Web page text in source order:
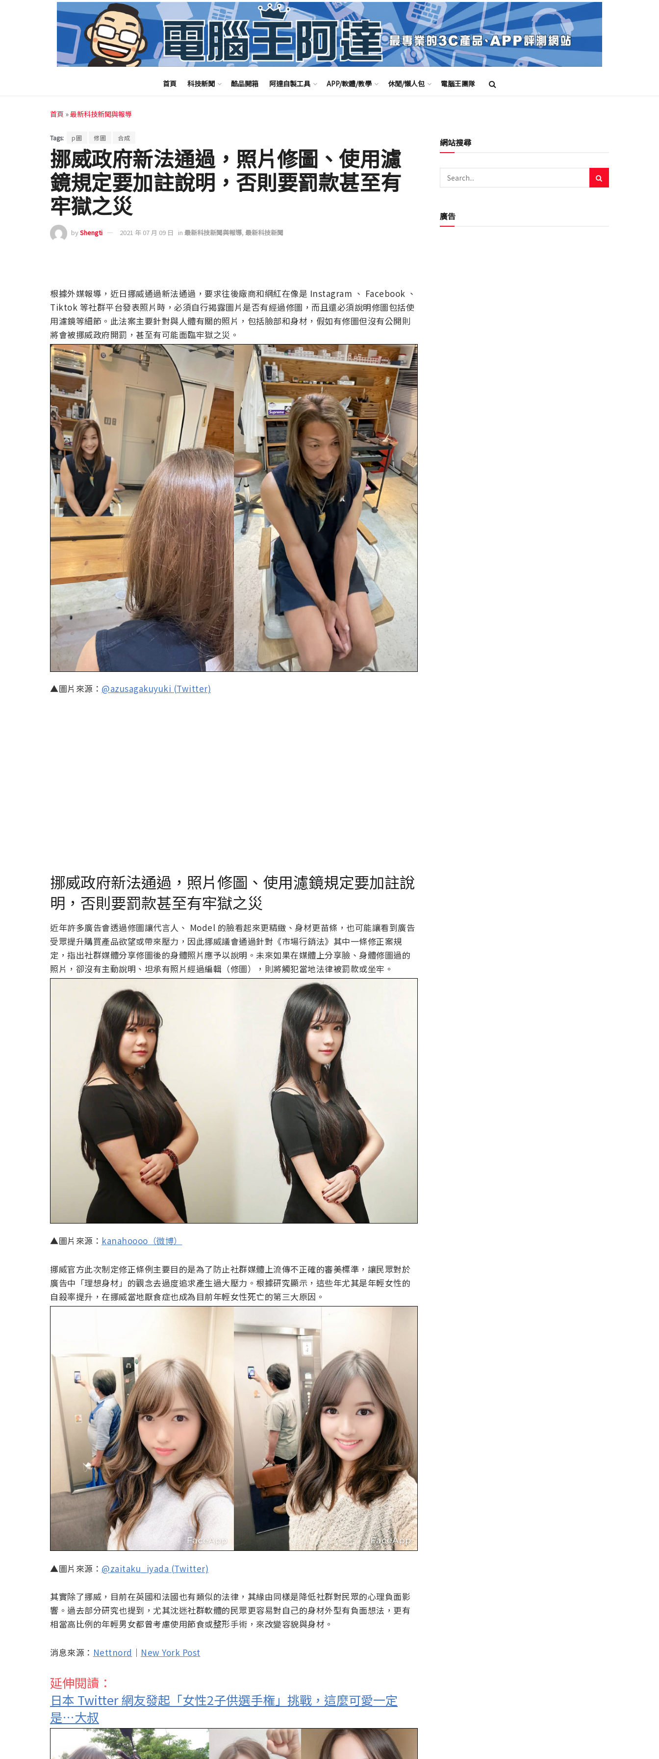
首頁 科技新聞 酷品開箱 阿達自製工具 APP/軟體/教學 休閒/懶人包 電腦王團隊
首頁 »最新科技新聞與報導
Tags: p圖 修圖 合成
挪威政府新法通過，照片修圖、使用濾
鏡規定要加註說明，否則要罰款甚至有
牢獄之災
byShengti 2021 年 07 月 09 日 in 最新科技新聞與報導, 最新科技新聞
根據外媒報導，近日挪威通過新法通過，要求往後廠商和網紅在像是 Instagram 、 Facebook 、
Tiktok 等社群平台發表照片時，必須自行揭露圖片是否有經過修圖，而且還必須說明修圖包括使
用濾鏡等細節。此法案主要針對與人體有關的照片，包括臉部和身材，假如有修圖但沒有公開則
將會被挪威政府開罰，甚至有可能面臨牢獄之災。
▲圖片來源： @azusagakuyuki (Twitter)
挪威政府新法通過，照片修圖、使用濾鏡規定要加註說
明，否則要罰款甚至有牢獄之災
近年許多廣告會透過修圖讓代言人、 Model 的臉看起來更精緻、身材更苗條，也可能讓看到廣告
受眾提升購買產品欲望或帶來壓力，因此挪威議會通過針對《市場行銷法》其中一條修正案規
定，指出社群媒體分享修圖後的身體照片應予以說明。未來如果在媒體上分享臉、身體修圖過的
照片，卻沒有主動說明、坦承有照片經過編輯（修圖），則將觸犯當地法律被罰款或坐牢。
▲圖片來源： kanahoooo（微博）
挪威官方此次制定修正條例主要目的是為了防止社群媒體上流傳不正確的審美標準，讓民眾對於
廣告中「理想身材」的觀念去過度追求產生過大壓力。根據研究顯示，這些年尤其是年輕女性的
自殺率提升，在挪威當地厭食症也成為目前年輕女性死亡的第三大原因。
▲圖片來源： @zaitaku_iyada (Twitter)
其實除了挪威，目前在英國和法國也有類似的法律，其緣由同樣是降低社群對民眾的心理負面影
響。過去部分研究也提到，尤其沈迷社群軟體的民眾更容易對自己的身材外型有負面想法，更有
相當高比例的年輕男女都曾考慮使用節食或整形手術，來改變容貌與身材。
消息來源： Nettnord ｜ New York Post
延伸閱讀：
日本 Twitter 網友發起「女性2子供選手権」挑戰，這麼可愛一定
是…大叔
網站搜尋
廣告